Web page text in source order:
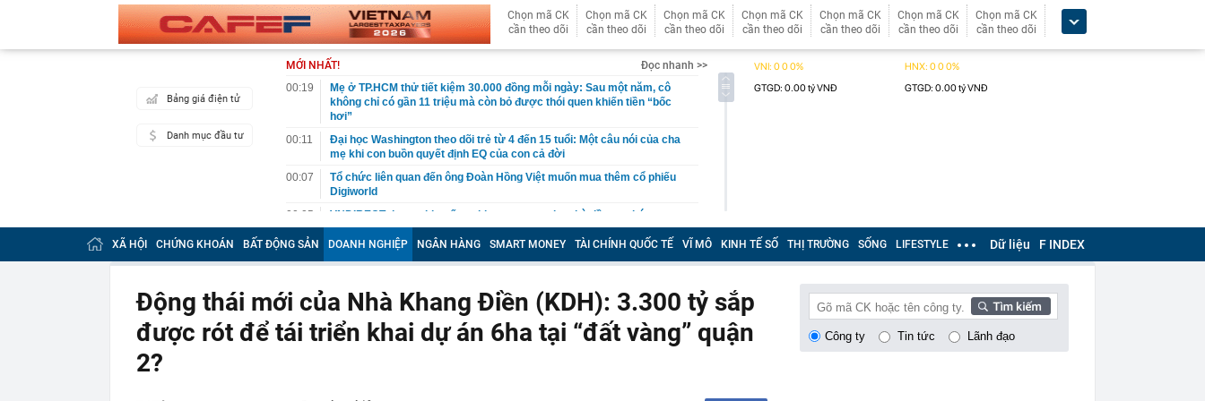
Chọn mã CK
cần theo dõi
Chọn mã CK
cần theo dõi
Chọn mã CK
cần theo dõi
Chọn mã CK
cần theo dõi
Chọn mã CK
cần theo dõi
Chọn mã CK
cần theo dõi
Chọn mã CK
cần theo dõi
Bảng giá điện tử
Danh mục đầu tư
MỚI NHẤT!
Đọc nhanh >>
00:19
Mẹ ở TP.HCM thử tiết kiệm 30.000 đồng mỗi ngày: Sau một năm, cô
không chỉ có gần 11 triệu mà còn bỏ được thói quen khiến tiền “bốc
hơi”
00:11
Đại học Washington theo dõi trẻ từ 4 đến 15 tuổi: Một câu nói của cha
mẹ khi con buồn quyết định EQ của con cả đời
00:07
Tổ chức liên quan đến ông Đoàn Hồng Việt muốn mua thêm cổ phiếu
Digiworld
00:05
VNDIRECT đưa ra khuyến nghị quan trọng cho nhà đầu tư chứng
khoán
Doanh nghiệp Việt Nam có doanh thu lớn hơn Vingroup, Petrolimex,
đăng ký vào nhóm 500 doanh nghiệp lớn nhất thế giới
00:03
Lịch chốt quyền cổ tức tuần 10-14/8: Một ngân hàng lớn "lăn chốt", cổ
tức tiền mặt cao nhất 100%
00:02
"Sự thật" về đại gia tâm linh Xuân Trường
XÃ HỘI CHỨNG KHOÁN BẤT ĐỘNG SẢN DOANH NGHIỆP NGÂN HÀNG SMART MONEY TÀI CHÍNH QUỐC TẾ VĨ MÔ KINH TẾ SỐ THỊ TRƯỜNG SỐNG LIFESTYLE Dữ liệu F INDEX
Động thái mới của Nhà Khang Điền (KDH): 3.300 tỷ sắp
được rót để tái triển khai dự án 6ha tại “đất vàng” quận
2?
Công ty Tin tức Lãnh đạo